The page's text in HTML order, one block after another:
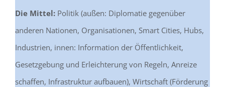
Die Mittel:Politik (außen: Diplomatie gegenüber
anderen Nationen, Organisationen, Smart Cities, Hubs,
Industrien, innen: Information der Öffentlichkeit,
Gesetzgebung und Erleichterung von Regeln, Anreize
schaffen, Infrastruktur aufbauen), Wirtschaft (Förderung